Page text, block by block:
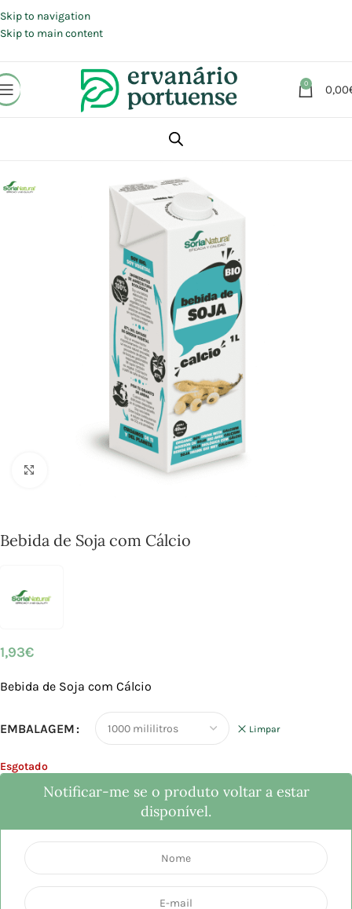
Skip to navigation
Skip to main content
0 0,00
Alimentação
Bebida de Soja com Cálcio
1,93€
Bebida de Soja com Cálcio
EMBALAGEM Limpar
Esgotado
Notificar-me se o produto voltar a estar
disponível.